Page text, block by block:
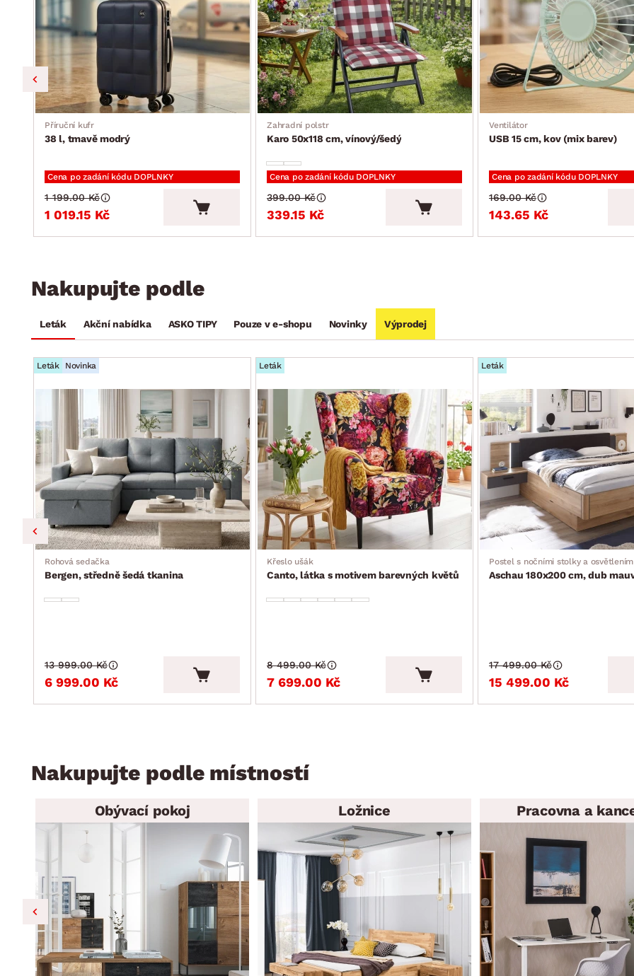
Příruční kufr
38 l, tmavě modrý
Cena po zadání kódu DOPLNKY
1 019.15 Kč
1 199.00 Kč
Zahradní polstr
Karo 50x118 cm, vínový/šedý
Cena po zadání kódu DOPLNKY
339.15 Kč
399.00 Kč
Ventilátor
USB 15 cm, kov (mix barev)
Cena po zadání kódu DOPLNKY
143.65 Kč
169.00 Kč
Nakupujte podle
Leták Akční nabídka ASKO TIPY Pouze v e-shopu Novinky Výprodej
Leták Novinka
Rohová sedačka
Bergen, středně šedá tkanina
6 999.00 Kč
13 999.00 Kč
Leták
Křeslo ušák
Canto, látka s motivem barevných květů
7 699.00 Kč
8 499.00 Kč
Leták
Postel s nočními stolky a osvětlením
Aschau 180x200 cm, dub
15 499.00 Kč
17 499.00 Kč
Nakupujte podle místností
Obývací pokoj Ložnice Pracovna a